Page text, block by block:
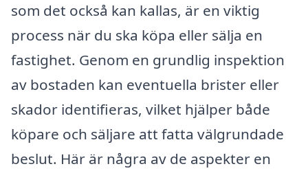
som det också kan kallas, är en viktig
process när du ska köpa eller sälja en
fastighet. Genom en grundlig inspektion
av bostaden kan eventuella brister eller
skador identifieras, vilket hjälper både
köpare och säljare att fatta välgrundade
beslut. Här är några av de aspekter en